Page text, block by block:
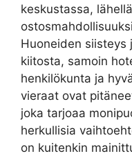
keskustassa,
Huoneiden siisteys
kiitosta, samoin
henkilökunta ja
vieraat ovat
joka tarjoaa
herkullisia
on kuitenkin